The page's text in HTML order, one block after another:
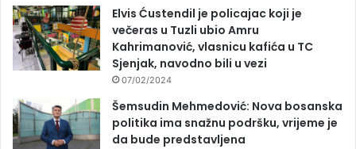
Elvis Ćustendil je policajac koji je
večeras u Tuzli ubio Amru
Kahrimanović, vlasnicu kafića u TC
Sjenjak, navodno bili u vezi
07/02/2024
Šemsudin Mehmedović: Nova bosanska
politika ima snažnu podršku, vrijeme je
da bude predstavljena